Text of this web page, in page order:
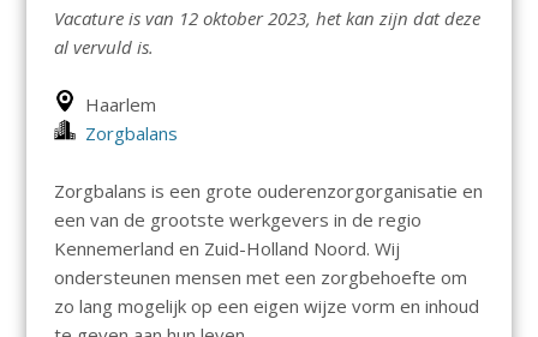
Vacature is van 12 oktober 2023, het kan zijn dat deze
al vervuld is.
Haarlem
Zorgbalans
Zorgbalans is een grote ouderenzorgorganisatie en
een van de grootste werkgevers in de regio
Kennemerland en Zuid-Holland Noord. Wij
ondersteunen mensen met een zorgbehoefte om
zo lang mogelijk op een eigen wijze vorm en inhoud